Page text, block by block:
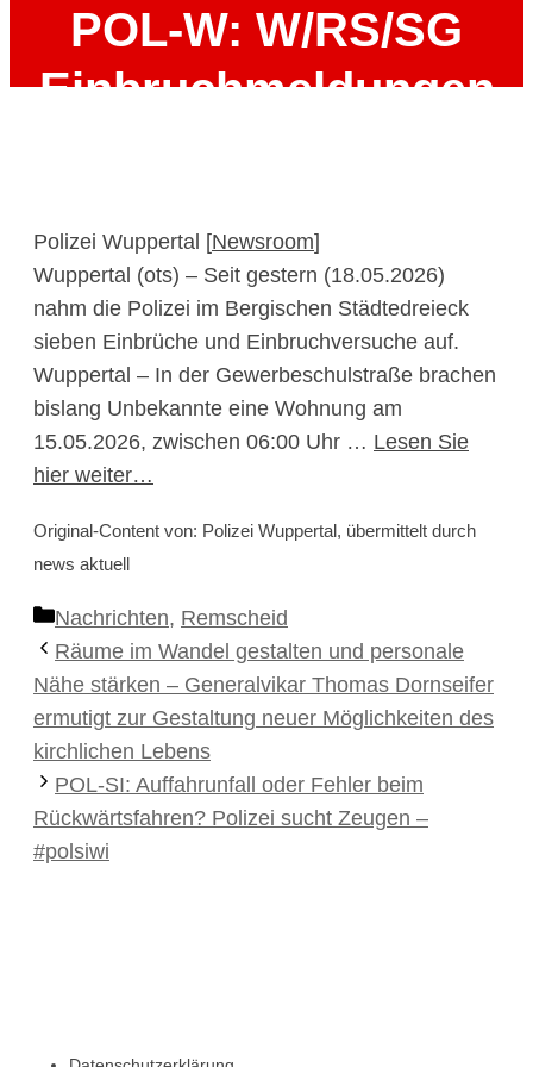
POL-W: W/RS/SG
Einbruchmeldungen
19. Mai 2026
Polizei Wuppertal [Newsroom]
Wuppertal (ots) – Seit gestern (18.05.2026)
nahm die Polizei im Bergischen Städtedreieck
sieben Einbrüche und Einbruchversuche auf.
Wuppertal – In der Gewerbeschulstraße brachen
bislang Unbekannte eine Wohnung am
15.05.2026, zwischen 06:00 Uhr … Lesen Sie
hier weiter…
Original-Content von: Polizei Wuppertal, übermittelt durch
news aktuell
Kategorien
Nachrichten, Remscheid
Räume im Wandel gestalten und personale
Nähe stärken – Generalvikar Thomas Dornseifer
ermutigt zur Gestaltung neuer Möglichkeiten des
kirchlichen Lebens
POL-SI: Auffahrunfall oder Fehler beim
Rückwärtsfahren? Polizei sucht Zeugen –
#polsiwi